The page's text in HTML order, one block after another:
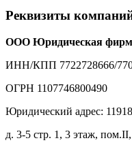
Реквизиты
ООО Юридическая
ИНН/КПП 7722728666/
ОГРН 1107746800490
Юридический адрес:
д. 3-5 стр. 1, 3 этаж,